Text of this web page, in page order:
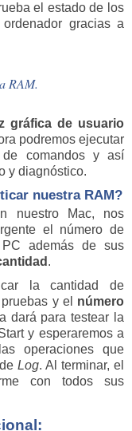
el estado de los
gracias a
RAM.
gráfica de usuario
podremos ejecutar
comandos y así
y diagnóstico.
nuestra RAM?
nuestro Mac, nos
el número de
además de sus
.
la cantidad de
y el número
dará para testear la
y esperaremos a
operaciones que
deLog. Al terminar, el
con todos sus